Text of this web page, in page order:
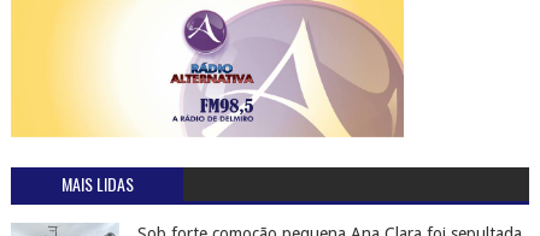
MAIS LIDAS